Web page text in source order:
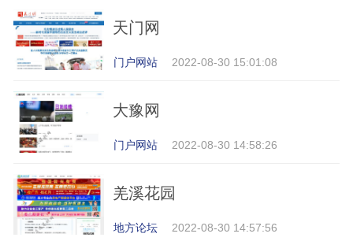
天门网
门户网站 2022-08-30 15:01:08
大豫网
门户网站 2022-08-30 14:58:26
羌溪花园
地方论坛 2022-08-30 14:57:56